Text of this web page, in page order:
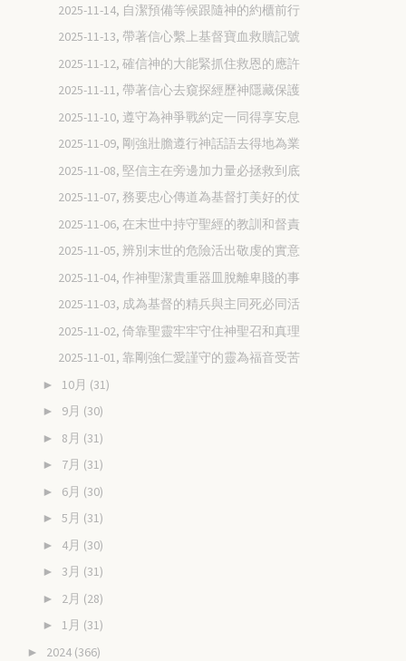
2025-11-14, 自潔預備等候跟隨神的約櫃前行
2025-11-13, 帶著信心繫上基督寶血救贖記號
2025-11-12, 確信神的大能緊抓住救恩的應許
2025-11-11, 帶著信心去窺探經歷神隱藏保護
2025-11-10, 遵守為神爭戰約定一同得享安息
2025-11-09, 剛強壯膽遵行神話語去得地為業
2025-11-08, 堅信主在旁邊加力量必拯救到底
2025-11-07, 務要忠心傳道為基督打美好的仗
2025-11-06, 在末世中持守聖經的教訓和督責
2025-11-05, 辨別末世的危險活出敬虔的實意
2025-11-04, 作神聖潔貴重器皿脫離卑賤的事
2025-11-03, 成為基督的精兵與主同死必同活
2025-11-02, 倚靠聖靈牢牢守住神聖召和真理
2025-11-01, 靠剛強仁愛謹守的靈為福音受苦
► 10月 (31)
► 9月 (30)
► 8月 (31)
► 7月 (31)
► 6月 (30)
► 5月 (31)
► 4月 (30)
► 3月 (31)
► 2月 (28)
► 1月 (31)
► 2024 (366)